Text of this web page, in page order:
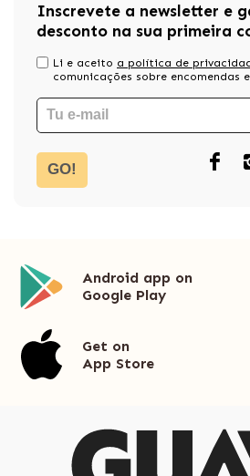
Inscrevete a newsletter e
desconto na sua primeira
Li e aceito a política de
comunicações sobre encomendas
GO!
Android app on
Google Play
Get on
App Store